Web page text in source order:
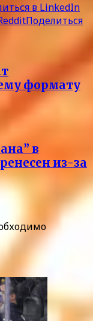
в LinkedIn
Поделиться
формату
в
из-за